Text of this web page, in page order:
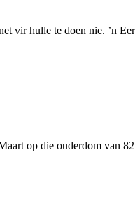
vir hulle te doen nie. ’n
op die ouderdom van